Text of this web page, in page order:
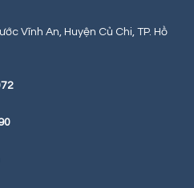
Vĩnh An, Huyện Củ Chi, TP. Hồ